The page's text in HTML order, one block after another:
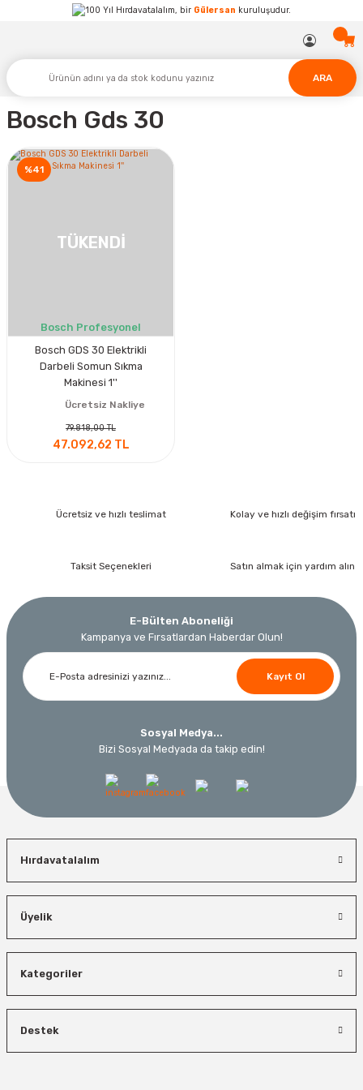
Hırdavatalalım, bir Gülersan kuruluşudur.
ARA
Bosch Gds 30
TÜKENDİ
%41
Bosch Profesyonel
Bosch GDS 30 Elektrikli
Darbeli Somun Sıkma
Makinesi 1''
Ücretsiz Nakliye
79.818,00 TL
47.092,62 TL
Ücretsiz ve hızlı teslimat Kolay ve hızlı değişim fırsatı
Taksit Seçenekleri Satın almak için yardım alın
E-Bülten Aboneliği
Kampanya ve Fırsatlardan Haberdar Olun!
Kayıt Ol
Sosyal Medya...
Bizi Sosyal Medyada da takip edin!
Hırdavatalalım
Üyelik
Kategoriler
Destek